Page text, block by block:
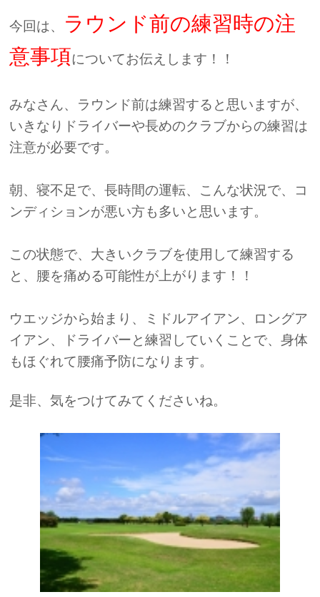
今回は、
ラウンド前の練習時の注
意事項についてお伝えします！！
みなさん、ラウンド前は練習すると思いますが、
いきなりドライバーや長めのクラブからの練習は
注意が必要です。
朝、寝不足で、長時間の運転、こんな状況で、コ
ンディションが悪い方も多いと思います。
この状態で、大きいクラブを使用して練習する
と、腰を痛める可能性が上がります！！
ウエッジから始まり、ミドルアイアン、ロングア
イアン、ドライバーと練習していくことで、身体
もほぐれて腰痛予防になります。
是非、気をつけてみてくださいね。